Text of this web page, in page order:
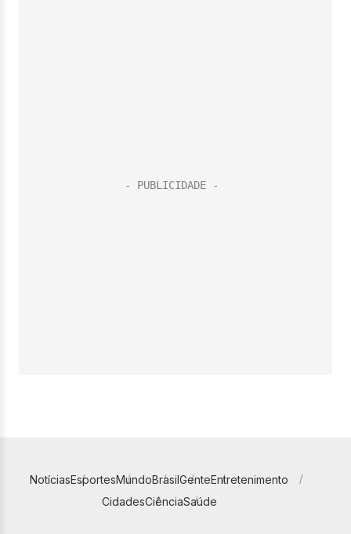
NotíciasEsportesMundoBrasilGenteEntretenimento
CidadesCiênciaSaúde